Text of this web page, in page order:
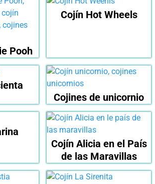
Pooh
Cojín Hot Wheels
Cojines de unicornio
Cojín Alicia en el País
de las Maravillas